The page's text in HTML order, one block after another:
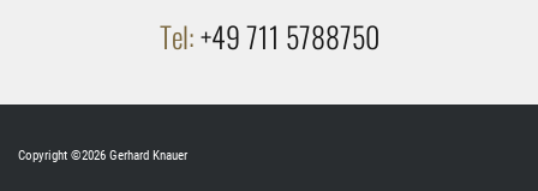
Tel:+49 711 5788750
Copyright ©2026 Gerhard Knauer